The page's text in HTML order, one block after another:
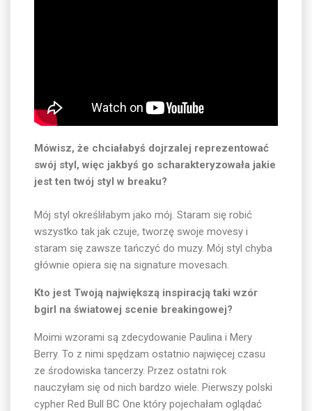
Mówisz, że chciałabyś dojrzalej reprezentować
swój styl, więc jakbyś go scharakteryzowała jakie
jest ten twój styl w breaku?
Mój styl określiłabym jako mój. Staram się robić
wszystko tak jak czuje, tworzę swoje movesy i
staram się zawsze tańczyć do muzy. Mój styl chyba
głównie opiera się na signature movesach.
Kto jest Twoją największą inspiracją taki wzór
bgirl na światowej scenie breakingowej?
Moimi wzorami są zdecydowanie Paulina i Mery
Berry. To z nimi spędzam ostatnio najwięcej czasu
ze środowiska tancerzy. Przez ostatni rok
nauczyłam się od nich bardzo wiele. Pierwszy polski
cypher Red Bull BC One który pojechałam oglądać